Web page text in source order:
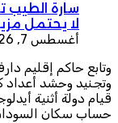
سارة الطيب
لا يحتمل
أغسطس 7, 2026
وتابع حاكم إقليم
وتجنيد وحشد أعداد
قيام دولة أثنية
حساب سكان